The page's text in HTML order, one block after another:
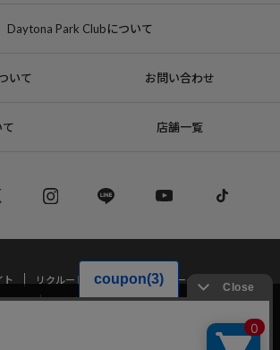
Daytona Park Clubについて
いて お問い合わせ
店舗一覧
ト リクルート
サステナブルマークについて
シー
特定商取引法・古物営業法に基づく表記
向上およびコンテンツの最適な提供、トラフィック
を使用しています。